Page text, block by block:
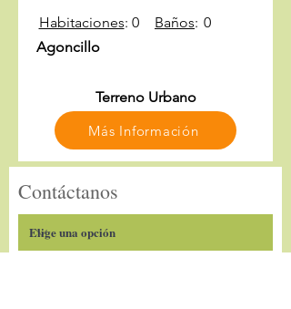
Habitaciones: 0 Baños: 0
Agoncillo
Terreno Urbano
Más Información
Contáctanos